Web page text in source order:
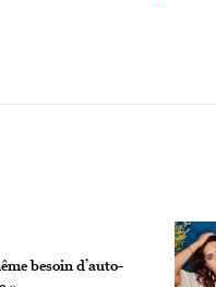
besoin d’auto-